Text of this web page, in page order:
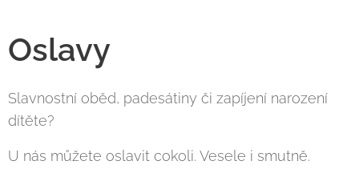
Oslavy
Slavnostní oběd, padesátiny či zapíjení narození
dítěte?
U nás můžete oslavit cokoli. Vesele i smutně.